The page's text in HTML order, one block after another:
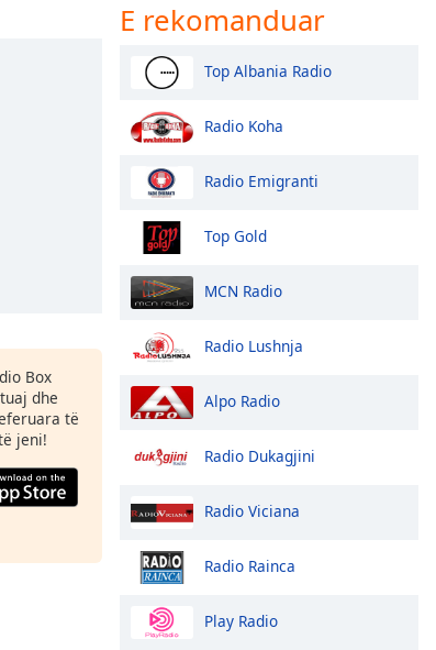
Box
dhe
të
jeni!
E rekomanduar
Top Albania Radio
Radio Koha
Radio Emigranti
Top Gold
MCN Radio
Radio Lushnja
Alpo Radio
Radio Dukagjini
Radio Viciana
Radio Rainca
Play Radio